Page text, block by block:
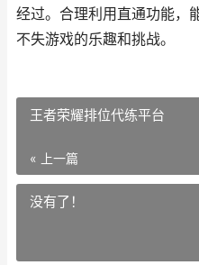
经过。合理利用直通功能，
不失游戏的乐趣和挑战。
王者荣耀排位代练平台
« 上一篇
没有了！